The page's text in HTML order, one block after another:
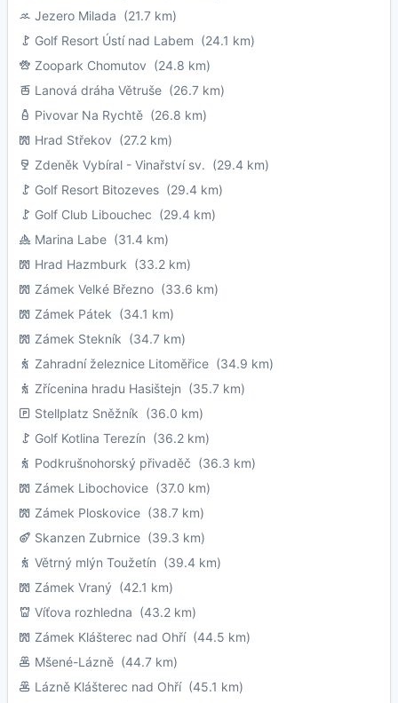
Jezero Milada (21.7 km)
Golf Resort Ústí nad Labem (24.1 km)
Zoopark Chomutov (24.8 km)
Lanová dráha Větruše (26.7 km)
Pivovar Na Rychtě (26.8 km)
Hrad Střekov (27.2 km)
Zdeněk Vybíral - Vinařství sv. (29.4 km)
Golf Resort Bitozeves (29.4 km)
Golf Club Libouchec (29.4 km)
Marina Labe (31.4 km)
Hrad Hazmburk (33.2 km)
Zámek Velké Březno (33.6 km)
Zámek Pátek (34.1 km)
Zámek Stekník (34.7 km)
Zahradní železnice Litoměřice (34.9 km)
Zřícenina hradu Hasištejn (35.7 km)
Stellplatz Sněžník (36.0 km)
Golf Kotlina Terezín (36.2 km)
Podkrušnohorský přivaděč (36.3 km)
Zámek Libochovice (37.0 km)
Zámek Ploskovice (38.7 km)
Skanzen Zubrnice (39.3 km)
Větrný mlýn Toužetín (39.4 km)
Zámek Vraný (42.1 km)
Víťova rozhledna (43.2 km)
Zámek Klášterec nad Ohří(44.5 km)
Mšené-Lázně (44.7 km)
Lázně Klášterec nad Ohří(45.1 km)